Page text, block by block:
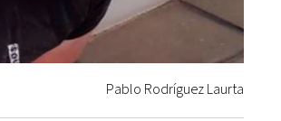
Pablo Rodríguez Laurta